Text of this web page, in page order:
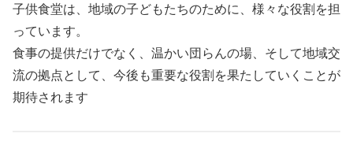
子供食堂は、地域の子どもたちのために、様々な役割を担
っています。
食事の提供だけでなく、温かい団らんの場、そして地域交
流の拠点として、今後も重要な役割を果たしていくことが
期待されます